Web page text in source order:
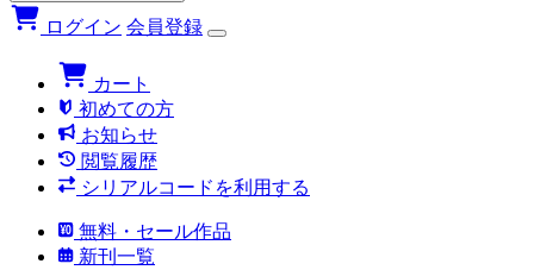
ログイン 会員登録
カート
初めての方
お知らせ
閲覧履歴
シリアルコードを利用する
無料・セール作品
新刊一覧